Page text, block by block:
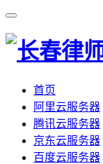
首页
阿里云服务器
腾讯云服务器
京东云服务器
百度云服务器